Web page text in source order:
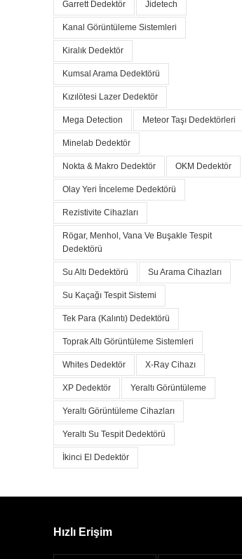
Garrett Dedektör Jidetech
Kanal Görüntüleme Sistemleri
Kiralık Dedektör
Kumsal Arama Dedektörü
Kızılötesi Lazer Dedektör
Mega Detection Meteor Taşı Dedektörleri
Minelab Dedektör
Nokta & Makro Dedektör OKM Dedektör
Olay Yeri İnceleme Dedektörü
Rezistivite Cihazları
Rögar, Menhol, Vana Ve Buşakle Tespit
Dedektörü
Su Altı Dedektörü Su Arama Cihazları
Su Kaçağı Tespit Sistemi
Tek Para (Kalıntı) Dedektörü
Toprak Altı Görüntüleme Sistemleri
Whites Dedektör X-Ray Cihazı
XP Dedektör Yeraltı Görüntüleme
Yeraltı Görüntüleme Cihazları
Yeraltı Su Tespit Dedektörü
İkinci El Dedektör
Hızlı Erişim